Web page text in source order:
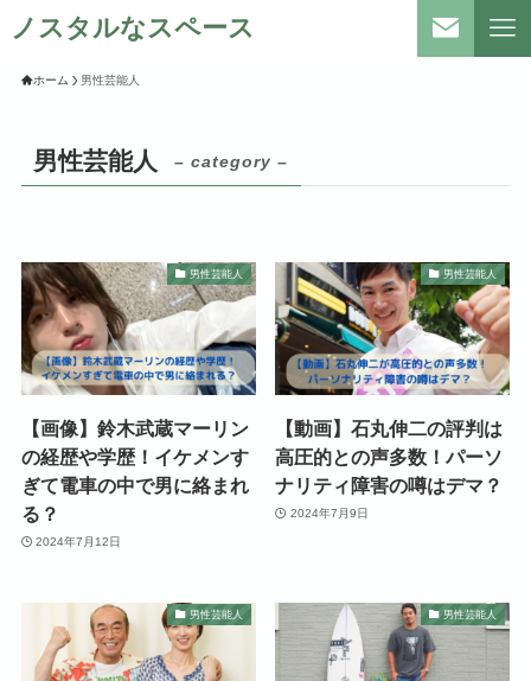
ノスタルなスペース
ホーム 男性芸能人
男性芸能人 – category –
男性芸能人
【画像】鈴木武蔵マーリン
の経歴や学歴！イケメンす
ぎて電車の中で男に絡まれ
る？
2024年7月12日
男性芸能人
【動画】石丸伸二の評判は
高圧的との声多数！パーソ
ナリティ障害の噂はデマ？
2024年7月9日
男性芸能人 男性芸能人